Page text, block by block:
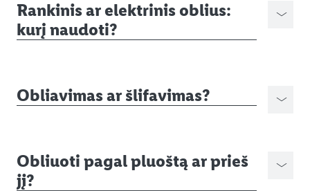
Rankinis ar elektrinis oblius:
kurį naudoti?
Obliavimas ar šlifavimas?
Obliuoti pagal pluoštą ar prieš
jį?